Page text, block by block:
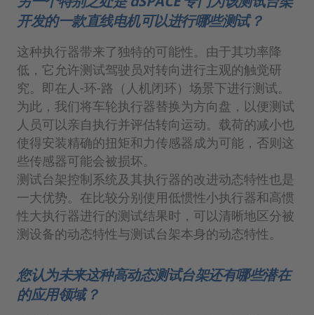
开发的一款直线电机可以进行哪些测试？
这种执行器带来了独特的可能性。由于其功率降
低，它允许测试驾驶员对转向进行主观的触觉研
究。即在人-环-路（人机闭环）场景下进行测试。
为此，我们将车轮执行器替换为方向盘，以便测试
人员可以亲自执行并评估转向运动。载荷的减小也
使得安装精确的扭矩和力传感器成为可能，否则这
些传感器可能会被损坏。
测试台架控制系统及其执行器的改进动态特性也是
一大优势。在比较分别使用低惯性小执行器和高惯
性大执行器进行的测试结果时，可以清晰地区分被
测设备的动态特性与测试台架本身的动态特性。
您认为未来这种高动态测试台架还有哪些潜在
的应用领域？